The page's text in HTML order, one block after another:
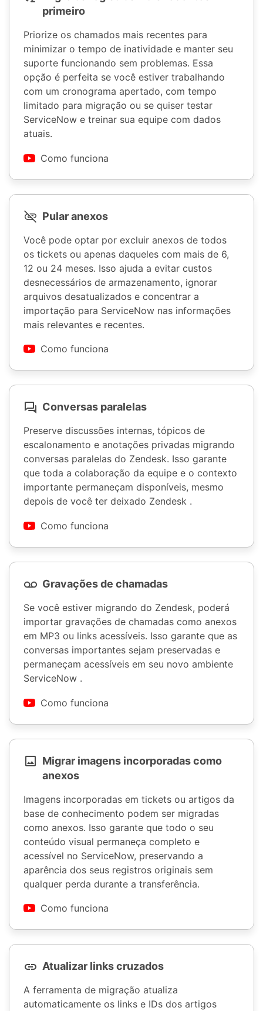
primeiro
Priorize os chamados mais recentes para
minimizar o tempo de inatividade e manter seu
suporte funcionando sem problemas. Essa
opção é perfeita se você estiver trabalhando
com um cronograma apertado, com tempo
limitado para migração ou se quiser testar
ServiceNow e treinar sua equipe com dados
atuais.
Como funciona
Pular anexos
Você pode optar por excluir anexos de todos
os tickets ou apenas daqueles com mais de 6,
12 ou 24 meses. Isso ajuda a evitar custos
desnecessários de armazenamento, ignorar
arquivos desatualizados e concentrar a
importação para ServiceNow nas informações
mais relevantes e recentes.
Como funciona
Conversas paralelas
Preserve discussões internas, tópicos de
escalonamento e anotações privadas migrando
conversas paralelas do Zendesk. Isso garante
que toda a colaboração da equipe e o contexto
importante permaneçam disponíveis, mesmo
depois de você ter deixado Zendesk .
Como funciona
Gravações de chamadas
Se você estiver migrando do Zendesk, poderá
importar gravações de chamadas como anexos
em MP3 ou links acessíveis. Isso garante que as
conversas importantes sejam preservadas e
permaneçam acessíveis em seu novo ambiente
ServiceNow .
Como funciona
Migrar imagens incorporadas como
anexos
Imagens incorporadas em tickets ou artigos da
base de conhecimento podem ser migradas
como anexos. Isso garante que todo o seu
conteúdo visual permaneça completo e
acessível no ServiceNow, preservando a
aparência dos seus registros originais sem
qualquer perda durante a transferência.
Como funciona
Atualizar links cruzados
A ferramenta de migração atualiza
automaticamente os links e IDs dos artigos